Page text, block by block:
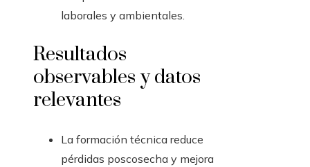
laborales y ambientales.
Resultados
observables y datos
relevantes
La formación técnica reduce
pérdidas poscosecha y mejora